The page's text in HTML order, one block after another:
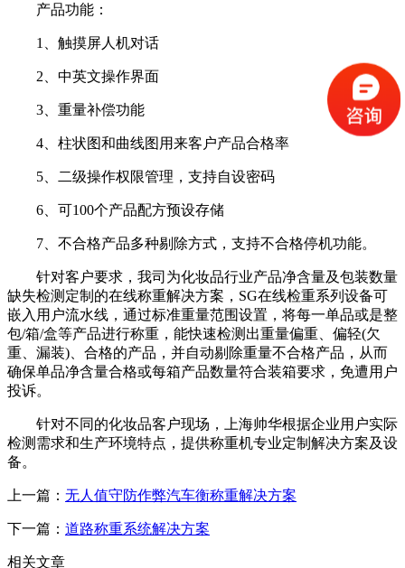
产品功能：
1、触摸屏人机对话
2、中英文操作界面
3、重量补偿功能
4、柱状图和曲线图用来客户产品合格率
5、二级操作权限管理，支持自设密码
6、可100个产品配方预设存储
7、不合格产品多种剔除方式，支持不合格停机功能。
针对客户要求，我司为化妆品行业产品净含量及包装数量
缺失检测定制的在线称重解决方案，SG在线检重系列设备可
嵌入用户流水线，通过标准重量范围设置，将每一单品或是整
包/箱/盒等产品进行称重，能快速检测出重量偏重、偏轻(欠
重、漏装)、合格的产品，并自动剔除重量不合格产品，从而
确保单品净含量合格或每箱产品数量符合装箱要求，免遭用户
投诉。
针对不同的化妆品客户现场，上海帅华根据企业用户实际
检测需求和生产环境特点，提供称重机专业定制解决方案及设
备。
上一篇： 无人值守防作弊汽车衡称重解决方案
下一篇： 道路称重系统解决方案
相关文章